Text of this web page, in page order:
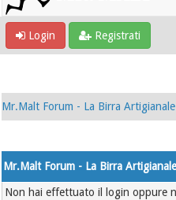
Login Registrati
Mr.Malt Forum - La Birra Artigianale
Mr.Malt Forum - La Birra
Non hai effettuato il login oppure